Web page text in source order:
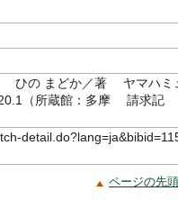
ひの まどか／著 ヤマハミ
（所蔵館：多摩 請求記
ページの先